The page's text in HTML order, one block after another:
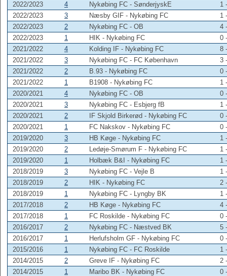
2022/2023
4 Nykøbing FC - SønderjyskE
1
2022/2023
3 Næsby GIF - Nykøbing FC
1
2022/2023
2 Nykøbing FC - OB
4
2022/2023
1 HIK - Nykøbing FC
0
2021/2022
4 Kolding IF - Nykøbing FC
8
2021/2022
3 Nykøbing FC - FC København
3
2021/2022
2 B.93 - Nykøbing FC
0
2021/2022
1 B1908 - Nykøbing FC
1
2020/2021
4 Nykøbing FC - OB
0
2020/2021
3 Nykøbing FC - Esbjerg fB
1
2020/2021
2 IF Skjold Birkerød - Nykøbing FC
0
2020/2021
1 FC Nakskov - Nykøbing FC
0
2019/2020
3 HB Køge - Nykøbing FC
1
2019/2020
2 Ledøje-Smørum F - Nykøbing FC
1
2019/2020
1 Holbæk B&I - Nykøbing FC
1
2018/2019
3 Nykøbing FC - Vejle B
1
2018/2019
2 HIK - Nykøbing FC
2
2018/2019
1 Nykøbing FC - Lyngby BK
1
2017/2018
2 HB Køge - Nykøbing FC
4
2017/2018
1 FC Roskilde - Nykøbing FC
0
2016/2017
2 Nykøbing FC - Næstved BK
5
2016/2017
1 Herlufsholm GF - Nykøbing FC
0
2015/2016
1 Nykøbing FC - FC Roskilde
1
2014/2015
2 Greve IF - Nykøbing FC
2
2014/2015
1 Maribo BK - Nykøbing FC
0